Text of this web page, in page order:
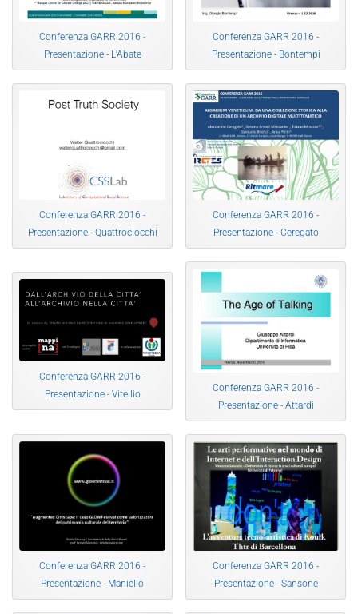
Conferenza GARR 2016 -
Presentazione - L'Abate
Conferenza GARR 2016 -
Presentazione - Bontempi
Conferenza GARR 2016 -
Presentazione - Quattrociocchi
Conferenza GARR 2016 -
Presentazione - Ceregato
Conferenza GARR 2016 -
Presentazione - Vitellio
Conferenza GARR 2016 -
Presentazione - Attardi
Conferenza GARR 2016 -
Presentazione - Maniello
Conferenza GARR 2016 -
Presentazione - Sansone